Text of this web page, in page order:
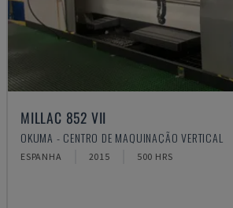
MILLAC 852 VII
OKUMA - CENTRO DE MAQUINAÇÃO VERTICAL
ESPANHA 2015 500 HRS